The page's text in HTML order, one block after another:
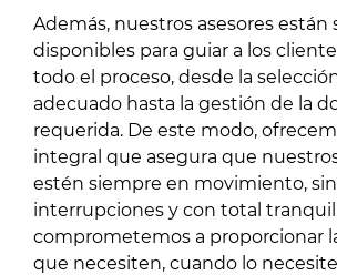
Además, nuestros asesores están
disponibles para guiar a los
todo el proceso, desde la
adecuado hasta la gestión de la
requerida. De este modo,
integral que asegura que
estén siempre en movimiento, sin
interrupciones y con total
comprometemos a proporcionar
que necesiten, cuando lo